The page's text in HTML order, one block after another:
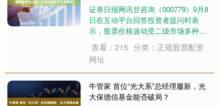
证券日报网讯甘咨询（000779）9月8
日在互动平台回答投资者提问时表
示，股票价格波动受二级市场多种因
常。....
查看：215 分类：正规股票配资
网址
牛管家 首位“光大系”总经理履新，光
大保德信基金能否破局？